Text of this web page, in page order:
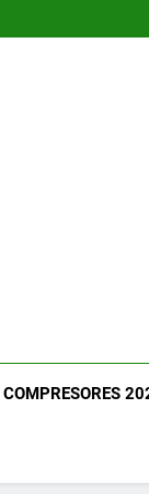
COMPRESORES